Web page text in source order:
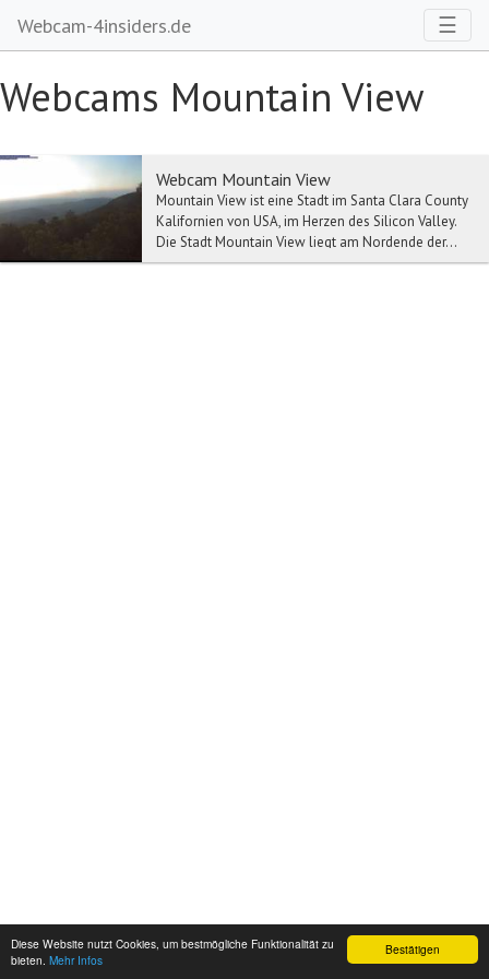
Bestätigen
Diese Website nutzt Cookies, um bestmögliche Funktionalität zu
bieten. Mehr Infos
Webcam-4insiders.de ☰
Webcams Mountain View
Webcam Mountain View
Mountain View ist eine Stadt im Santa Clara County
Kalifornien von USA, im Herzen des Silicon Valley.
Die Stadt Mountain View liegt am Nordende der...